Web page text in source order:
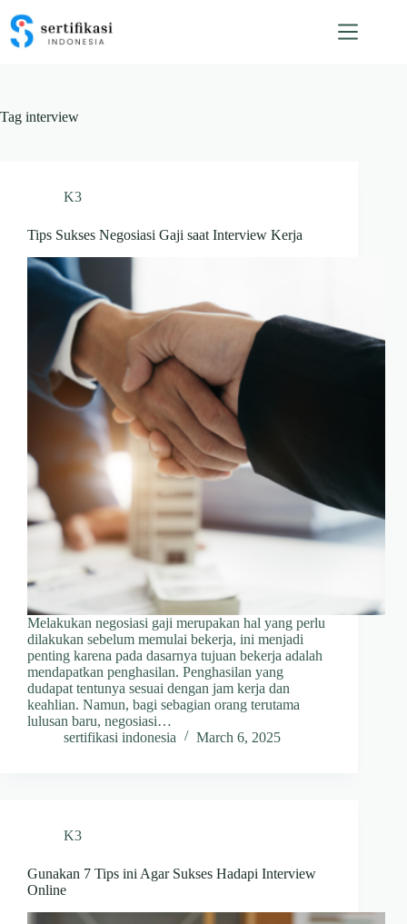
content
Tag interview
K3
Tips Sukses Negosiasi Gaji saat Interview Kerja
Melakukan negosiasi gaji merupakan hal yang perlu
dilakukan sebelum memulai bekerja, ini menjadi
penting karena pada dasarnya tujuan bekerja adalah
mendapatkan penghasilan. Penghasilan yang
dudapat tentunya sesuai dengan jam kerja dan
keahlian. Namun, bagi sebagian orang terutama
lulusan baru, negosiasi…
sertifikasi indonesia
March 6, 2025
K3
Gunakan 7 Tips ini Agar Sukses Hadapi Interview
Online